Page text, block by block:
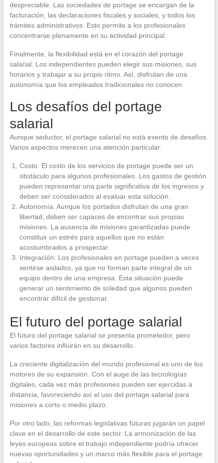
despreciable. Las sociedades de portage se encargan de la
facturación, las declaraciones fiscales y sociales, y todos los
trámites administrativos. Esto permite a los profesionales
concentrarse plenamente en su actividad principal.
Finalmente, la flexibilidad está en el corazón del portage
salarial. Los independientes pueden elegir sus misiones, sus
horarios y trabajar a su propio ritmo. Así, disfrutan de una
autonomía que los empleados tradicionales no conocen.
Los desafíos del portage
salarial
Aunque seductor, el portage salarial no está exento de desafíos.
Varios aspectos merecen una atención particular.
Costo: El costo de los servicios de portage puede ser un
obstáculo para algunos profesionales. Los gastos de gestión
pueden representar una parte significativa de los ingresos y
deben ser considerados al evaluar esta solución.
Autonomía: Aunque los portados disfrutan de una gran
libertad, deben ser capaces de encontrar sus propias
misiones. La ausencia de misiones garantizadas puede
constituir un estrés para aquellos que no están
acostumbrados a prospectar.
Integración: Los profesionales en portage pueden a veces
sentirse aislados, ya que no forman parte integral de un
equipo dentro de una empresa. Esta situación puede
generar un sentimiento de soledad que algunos pueden
encontrar difícil de gestionar.
El futuro del portage salarial
El futuro del portage salarial se presenta prometedor, pero
varios factores influirán en su desarrollo.
La creciente digitalización del mundo profesional es uno de los
motores de su expansión. Con el auge de las tecnologías
digitales, cada vez más profesiones pueden ser ejercidas a
distancia, favoreciendo así el uso del portage salarial para
misiones a corto o medio plazo.
Por otro lado, las reformas legislativas futuras jugarán un papel
clave en el desarrollo de este sector. La armonización de las
leyes europeas sobre el trabajo independiente podría ofrecer
nuevas oportunidades y un marco más flexible para el portage